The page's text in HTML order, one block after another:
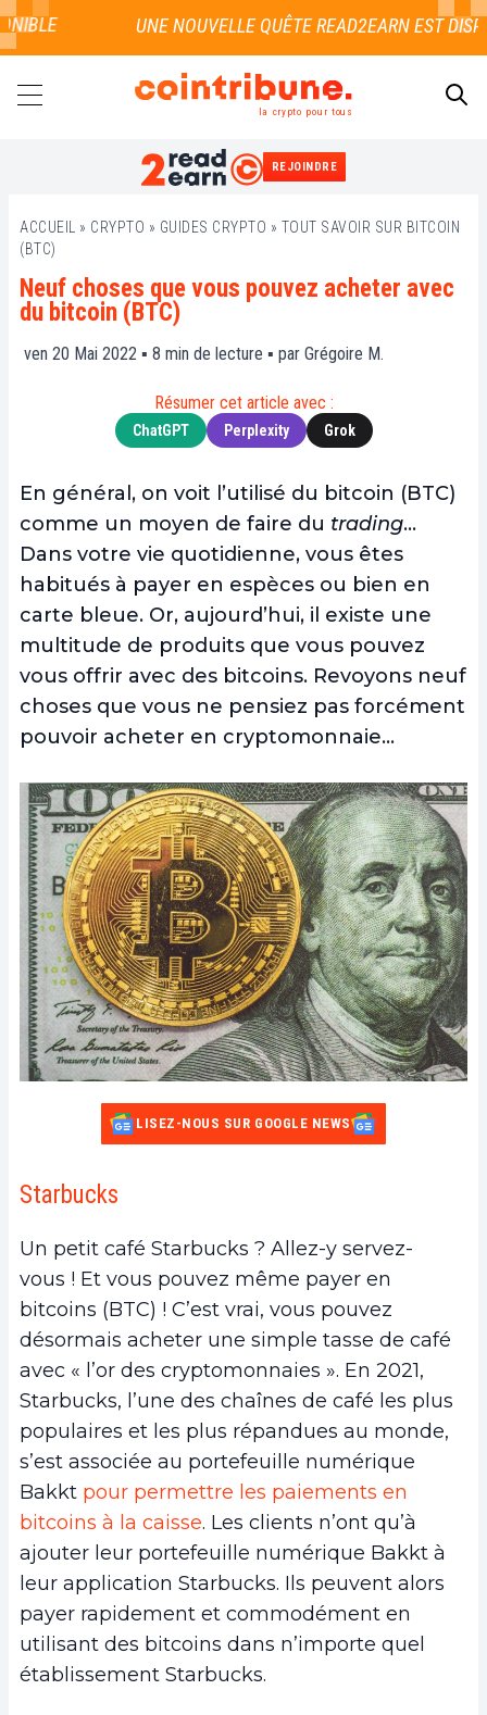
la crypto pour tous
REJOINDRE
ACCUEIL » CRYPTO » GUIDES CRYPTO » TOUT SAVOIR SUR BITCOIN
(BTC)
Neuf choses que vous pouvez acheter avec
du bitcoin (BTC)
ven 20 Mai 2022 ▪ 8 min de lecture ▪ par Grégoire M.
Résumer cet article avec :
ChatGPT Perplexity Grok
En général, on voit l’utilisé du bitcoin (BTC)
comme un moyen de faire du trading…
Dans votre vie quotidienne, vous êtes
habitués à payer en espèces ou bien en
carte bleue. Or, aujourd’hui, il existe une
multitude de produits que vous pouvez
vous offrir avec des bitcoins. Revoyons neuf
choses que vous ne pensiez pas forcément
pouvoir acheter en cryptomonnaie…
LISEZ-NOUS SUR GOOGLE NEWS
Starbucks
Un petit café Starbucks ? Allez-y servez-
vous ! Et vous pouvez même payer en
bitcoins (BTC) ! C’est vrai, vous pouvez
désormais acheter une simple tasse de café
avec « l’or des cryptomonnaies ». En 2021,
Starbucks, l’une des chaînes de café les plus
populaires et les plus répandues au monde,
s’est associée au portefeuille numérique
Bakkt pour permettre les paiements en
bitcoins à la caisse. Les clients n’ont qu’à
ajouter leur portefeuille numérique Bakkt à
leur application Starbucks. Ils peuvent alors
payer rapidement et commodément en
utilisant des bitcoins dans n’importe quel
établissement Starbucks.